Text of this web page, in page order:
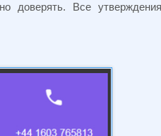
доверять. Все утверждения